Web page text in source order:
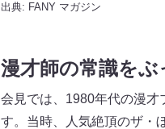
出典: FANY マガジン
漫才師の常識をぶ
会見では、1980年代の漫才
す。当時、人気絶頂のザ・